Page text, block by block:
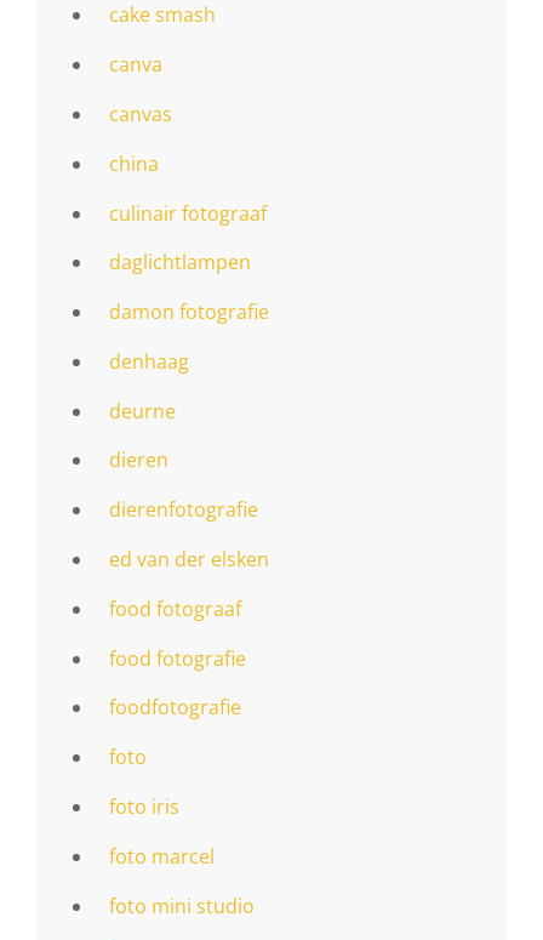
cake smash
canva
canvas
china
culinair fotograaf
daglichtlampen
damon fotografie
denhaag
deurne
dieren
dierenfotografie
ed van der elsken
food fotograaf
food fotografie
foodfotografie
foto
foto iris
foto marcel
foto mini studio